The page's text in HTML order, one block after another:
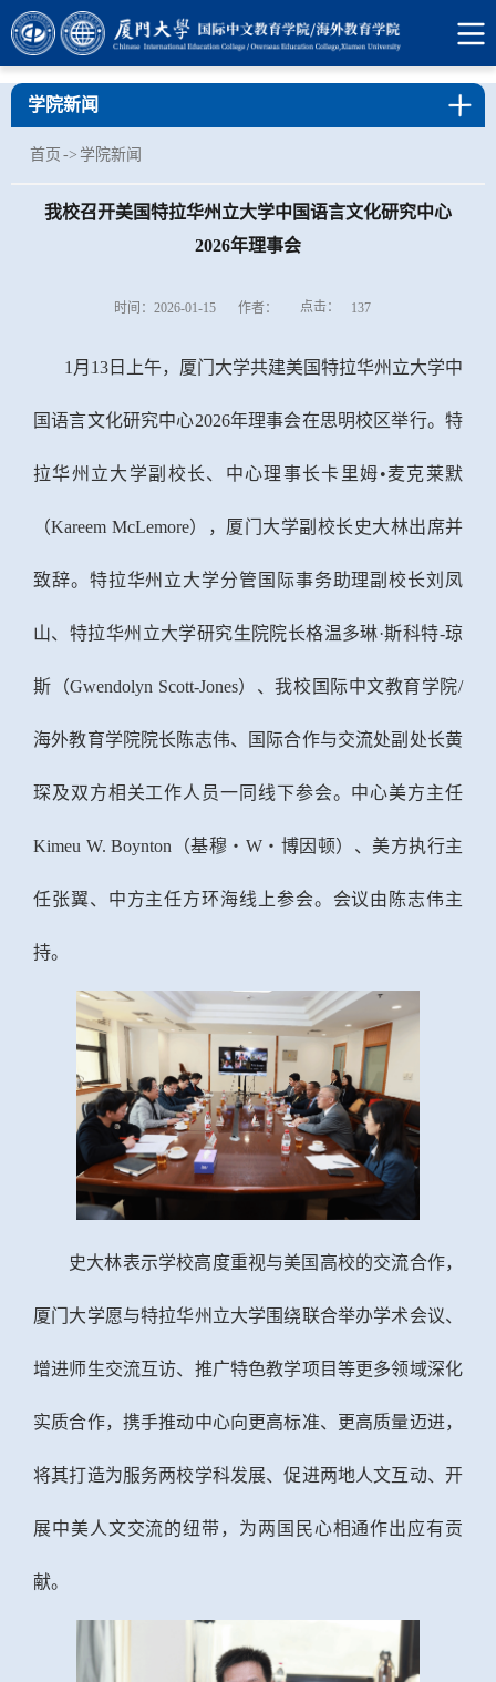
学院新闻
首页 -> 学院新闻
我校召开美国特拉华州立大学中国语言文化研究中心
2026年理事会
时间：2026-01-15 作者： 点击： 137
1 月 13日上午， 厦门大学共建美国特拉华州立大学中
国语言文化研究中心2026年理事会在思明校区举行。特
拉华州立大学副校长、中心理事长卡里姆•麦克莱默
（Kareem McLemore），厦门大学副校长史大林出席并
致辞。特拉华州立大学分管国际事务助理副校长刘凤
山、特拉华州立大学研究生 院院长格温多琳·斯科特-琼
斯（Gwendolyn Scott-Jones）、我校国际中文教育学院/
海外教育学院院长陈志伟、国际合作与交流处副处长黄
琛及双方相关工作人员一同线下参会。中心美方主任
Kimeu W. Boynton（基穆・W・博因顿）、美方执行主
任张翼、中方主任方环海线上参会。会议由陈志伟主
持。
史大林表示学校高度重视与美国高校的交流合作，
厦门大学愿与特拉华州立大学围绕联合举办学术会议、
增进师生交流互访、推广特色教学项目等更多领域深化
实质合作，携手推动中心向更高标准、更高质量迈进，
将其打造为服务两校学科发展、促进两地人文互动、开
展中美人文交流的纽带，为两国民心相通作出应有贡
献。